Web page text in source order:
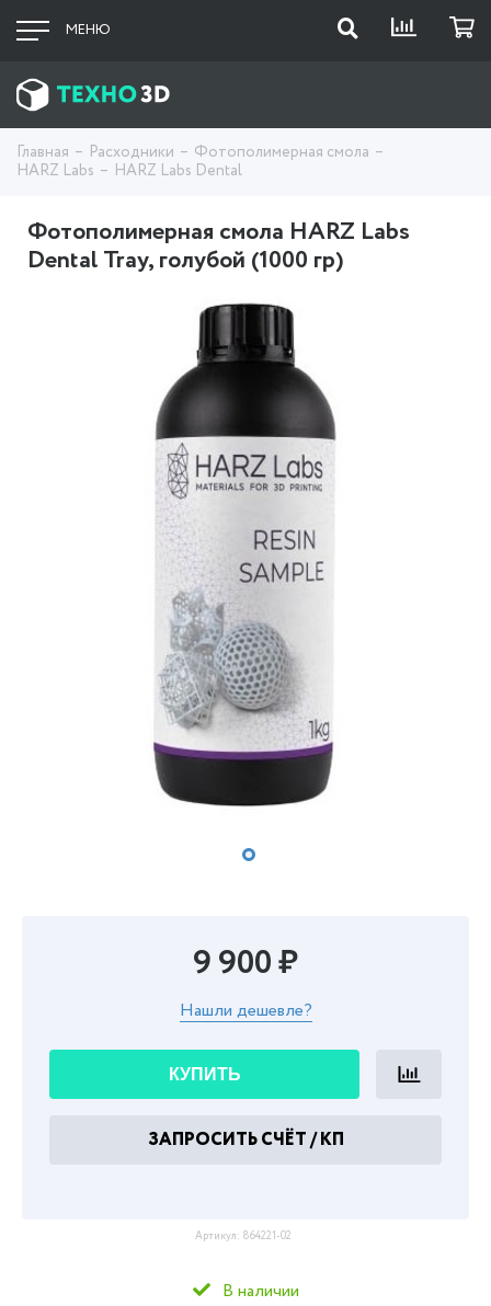
МЕНЮ
Главная Расходники
Фотополимерная смола
HARZ Labs
HARZ Labs Dental
Фотополимерная смола HARZ Labs
Dental Tray, голубой (1000 гр)
В наличии
9 900 ₽
Нашли дешевле?
КУПИТЬ
ЗАПРОСИТЬ СЧЁТ / КП
Артикул: 864221-02